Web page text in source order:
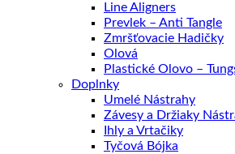
Line Aligners
Prevlek – Anti Tangle
Zmršťovacie Hadičky
Olová
Plastické Olovo –
Doplnky
Umelé Nástrahy
Závesy a Držiaky
Ihly a Vrtačiky
Tyčová Bójka